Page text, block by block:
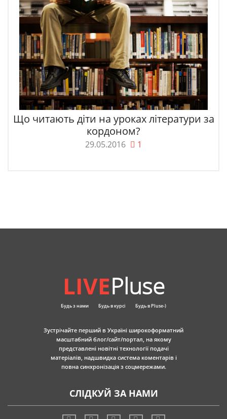
Що читають діти на уроках літератури за
кордоном?
29.05.2016 1
LIVEPluse
Будь з нами Будь в курсі Будь в Pluse-)
Зустрічайте перший в Україні широкоформатний
масштабний блог/сайт/портал, на якому
представлені новітні технології подачі
матеріалів, надшвидка система коментарів і
повна синхронізація з соцмережами.
СЛІДКУЙ ЗА НАМИ